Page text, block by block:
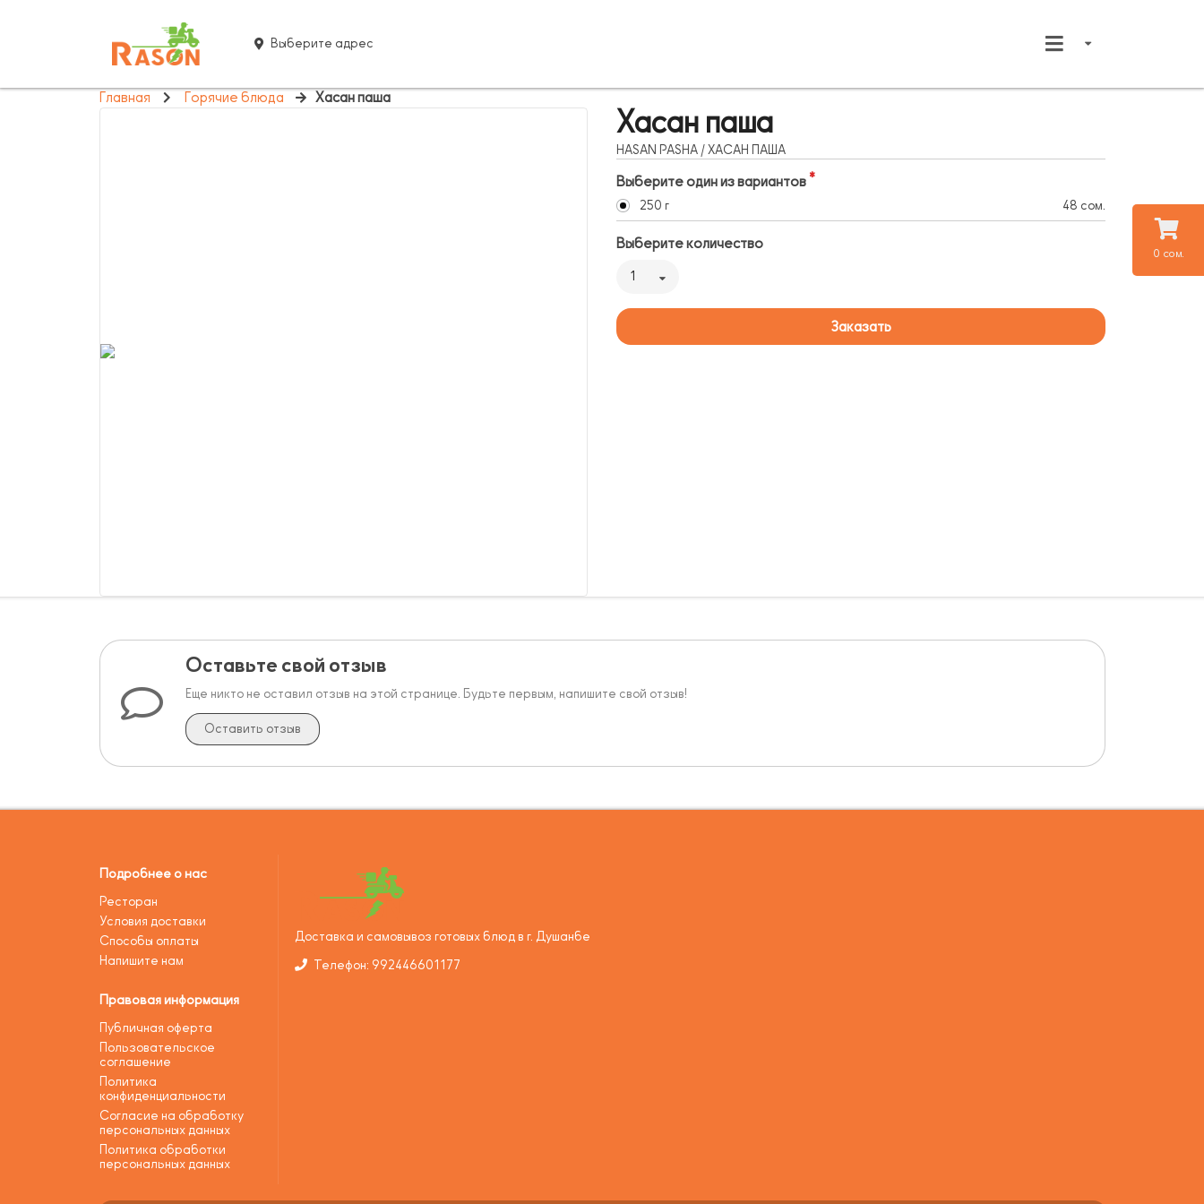
0 сом.
Выберите адрес
Главная Горячие блюда Хасан паша
Хасан паша
HASAN PASHA / ХАСАН ПАША
Выберите один из вариантов
250 г 48 сом.
Выберите количество
1
Заказать
Оставьте свой отзыв
Еще никто не оставил отзыв на этой странице. Будьте первым, напишите свой отзыв!
Оставить отзыв
Подробнее о нас
Ресторан
Условия доставки
Способы оплаты
Напишите нам
Правовая информация
Публичная оферта
Пользовательское
соглашение
Политика
конфиденциальности
Согласие на обработку
персональных данных
Политика обработки
персональных данных
Доставка и самовывоз готовых блюд в г. Душанбе
Телефон: 992446601177